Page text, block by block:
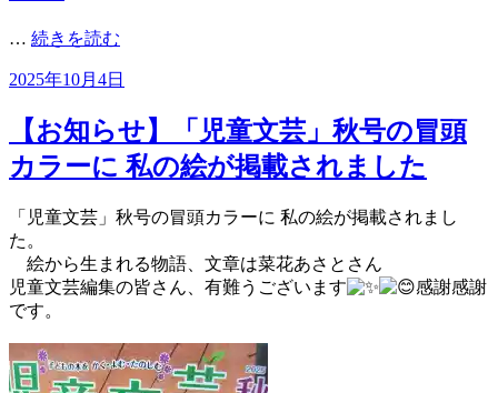
… 続きを読む
投
日:
2025年10月4日
【お知らせ】「児童文芸」秋号の冒頭
カラーに 私の絵が掲載されました
「児童文芸」秋号の冒頭カラーに 私の絵が掲載されまし
た。
絵から生まれる物語、文章は菜花あさとさん
児童文芸編集の皆さん、有難うございます
感謝感謝
です。